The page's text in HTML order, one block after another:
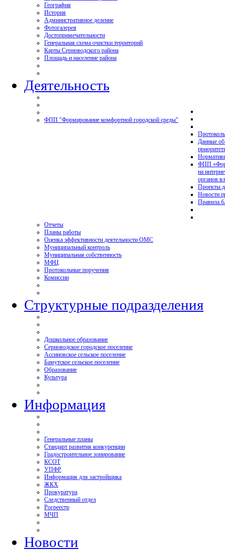
География
История
Административное деление
Фотогалерея
Достопримечательности
Генеральная схема очистки территорий
Карты Серноводского района
Площадь и население района
Деятельность
ФПП "Формирование комфортной городской среды"
Данные об
ФПП
на
органов
Проекты
Новости
Правила
Отчеты
Планы работы
Оценка эффективности деятельности ОМС
Муниципальный контроль
Муниципальная собственность
МФЦ
Протокольные поручения
Комиссии
Структурные подразделения
Дошкольное образование
Серноводское городское поселение
Ассиновское сельское поселение
Бамутское сельское поселение
Образование
Культура
Информация
Генеральные планы
Стандарт развития конкуренции
Градостроительное зонирование
КСОТ
УПФР
Информация для застройщика
ЖКХ
Прокуратура
Следственный отдел
Росреестр
МЧП
Новости